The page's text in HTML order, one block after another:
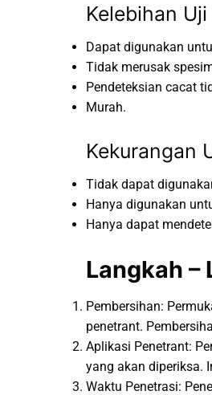
Kelebihan
Dapat digunakan
Tidak merusak
Pendeteksian cacat
Murah.
Kekurangan
Tidak dapat
Hanya digunakan
Hanya dapat
Langkah –
Pembersihan:
penetrant.
Aplikasi Penetrant:
yang akan diperiksa.
Waktu Penetrasi: